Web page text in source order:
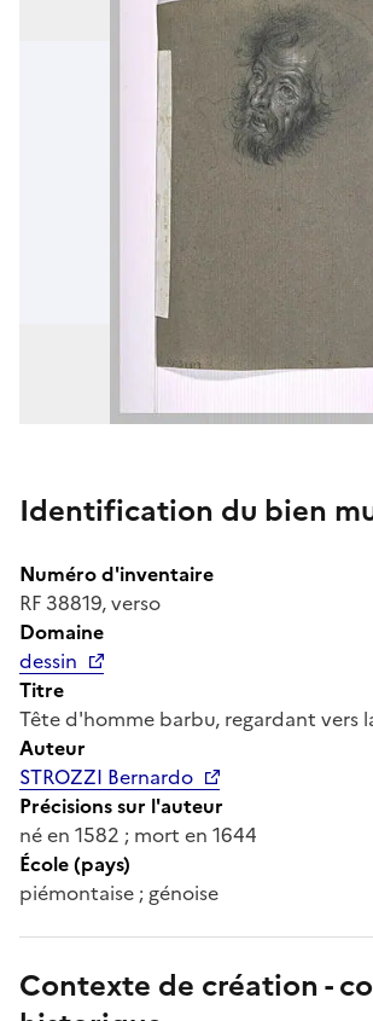
Identification du bien
Numéro d'inventaire
RF 38819, verso
Domaine
dessin
Titre
Tête d'homme barbu, regardant vers
Auteur
STROZZI Bernardo
Précisions sur l'auteur
né en 1582 ; mort en 1644
École (pays)
piémontaise ; génoise
Contexte de création -